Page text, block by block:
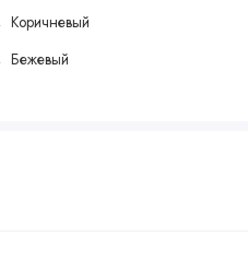
Коричневый
Бежевый